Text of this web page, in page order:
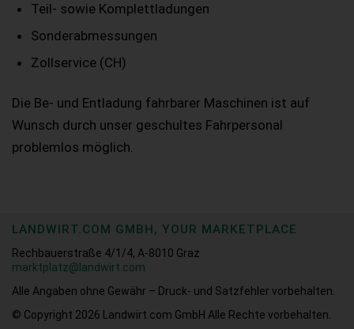
Teil- sowie Komplettladungen
Sonderabmessungen
Zollservice (CH)
Die Be- und Entladung fahrbarer Maschinen ist auf
Wunsch durch unser geschultes Fahrpersonal
problemlos möglich.
LANDWIRT.COM GMBH, YOUR MARKETPLACE
Rechbauerstraße 4/1/4, A-8010 Graz
marktplatz@landwirt.com
Alle Angaben ohne Gewähr – Druck- und Satzfehler vorbehalten.
© Copyright 2026
Landwirt.com GmbH Alle Rechte vorbehalten.